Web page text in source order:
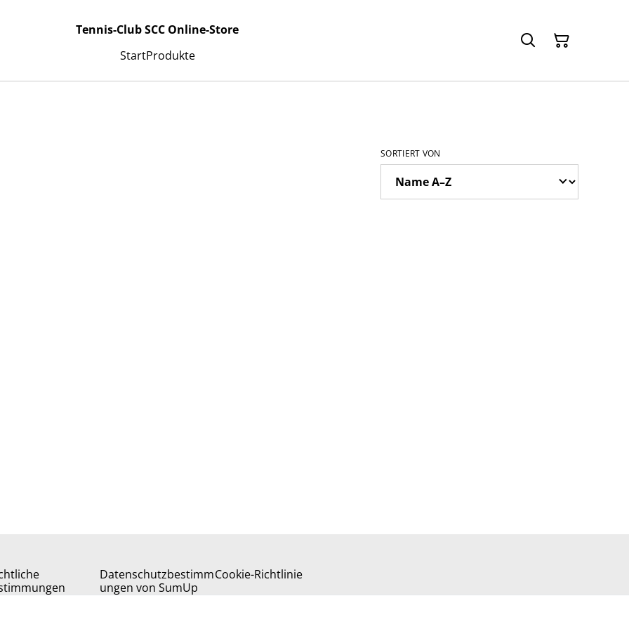
Tennis-Club SCC Online-Store
StartProdukte
SORTIERT VON
Datenschutzbestimm
ungen von SumUp
Cookie-Richtlinie